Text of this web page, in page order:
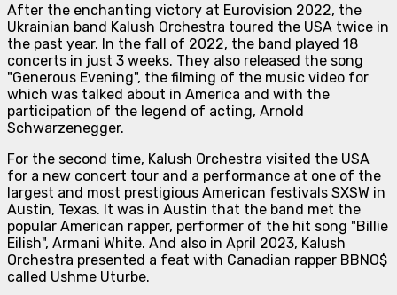
After the enchanting victory at Eurovision 2022, the
Ukrainian band Kalush Orchestra toured the USA twice in
the past year. In the fall of 2022, the band played 18
concerts in just 3 weeks. They also released the song
"Generous Evening", the filming of the music video for
which was talked about in America and with the
participation of the legend of acting, Arnold
Schwarzenegger.
For the second time, Kalush Orchestra visited the USA
for a new concert tour and a performance at one of the
largest and most prestigious American festivals SXSW in
Austin, Texas. It was in Austin that the band met the
popular American rapper, performer of the hit song "Billie
Eilish", Armani White. And also in April 2023, Kalush
Orchestra presented a feat with Canadian rapper BBNO$
called Ushme Uturbe.